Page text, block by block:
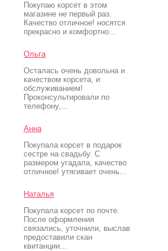
Покупаю корсет в этом
магазине не первый раз.
Качество отличное! носятся
прекрасно и комфортно...
Ольга
Осталась очень довольна и
качеством корсета, и
обслуживанием!
Проконсультировали по
телефону,...
Анна
Покупала корсет в подарок
сестре на свадьбу. С
размером угадала, качество
отличное! утягивает очень...
Наталья
Покупала корсет по почте.
После оформления
связались, уточнили, выслав
предоставили скан
квитанции...